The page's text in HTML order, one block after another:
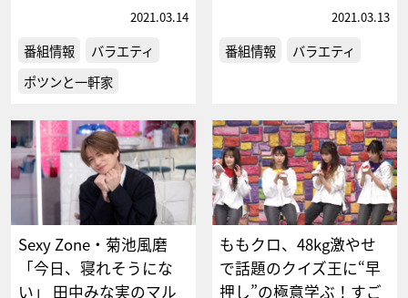
2021.03.14
番組情報
バラエティ
ポツンと一軒家
2021.03.13
番組情報 バラエティ
Sexy Zone・菊池風磨
「今日、寝れそうにな
い」 田中みな実のマル
ももクロ、48kg激やせ
で話題のクイズ王に“早
押し”の極意学ぶ！すご